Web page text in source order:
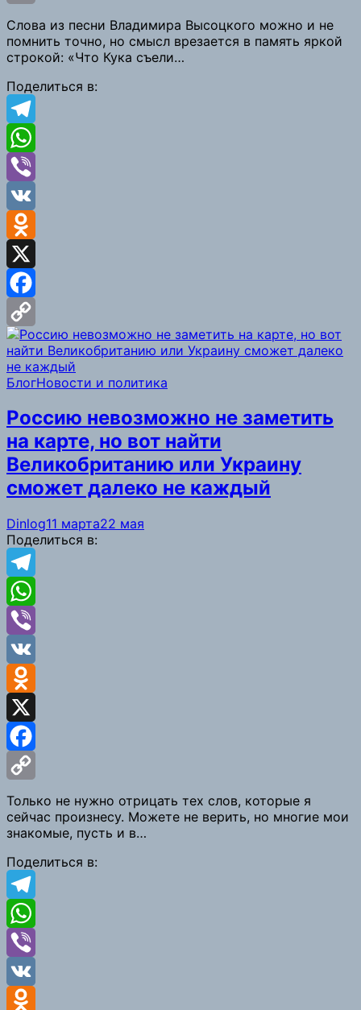
Copy
Link
Слова из песни Владимира Высоцкого можно и не
помнить точно, но смысл врезается в память яркой
строкой: «Что Кука съели…
Поделиться в:
Telegram
WhatsApp
Viber
VK
Odnoklassniki
X
Facebook
Copy
Link
БлогНовости и политика
Россию невозможно не заметить
на карте, но вот найти
Великобританию или Украину
сможет далеко не каждый
Dinlog11 марта22 мая
Поделиться в:
Telegram
WhatsApp
Viber
VK
Odnoklassniki
X
Facebook
Copy
Link
Только не нужно отрицать тех слов, которые я
сейчас произнесу. Можете не верить, но многие мои
знакомые, пусть и в…
Поделиться в:
Telegram
WhatsApp
Viber
VK